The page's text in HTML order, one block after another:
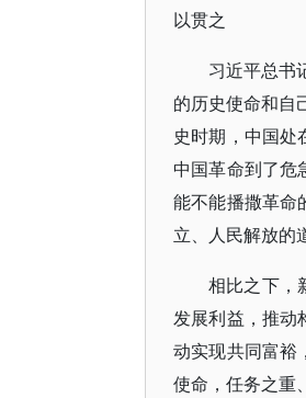
以贯之
习近平总书
的历史使命和自
史时期，中国处
中国革命到了危
能不能播撒革命
立、人民解放的
相比之下，
发展利益，推动
动实现共同富裕
使命，任务之重